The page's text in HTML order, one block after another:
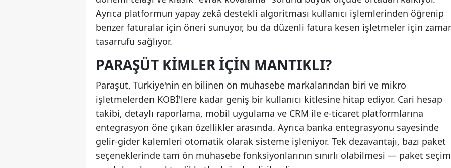
Ayrıca platformun yapay zekâ destekli algoritması kullanıcı işlemlerinden öğrenip
benzer faturalar için öneri sunuyor, bu da düzenli fatura kesen işletmeler için
tasarrufu sağlıyor.
PARAŞÜT KIMLER IÇIN MANTIKLI?
Paraşüt, Türkiye'nin en bilinen ön muhasebe markalarından biri ve mikro
işletmelerden KOBİ'lere kadar geniş bir kullanıcı kitlesine hitap ediyor. Cari hesap
takibi, detaylı raporlama, mobil uygulama ve CRM ile e-ticaret platformlarına
entegrasyon öne çıkan özellikler arasında. Ayrıca banka entegrasyonu sayesinde
gelir-gider kalemleri otomatik olarak sisteme işleniyor. Tek dezavantajı, bazı paket
seçeneklerinde tam ön muhasebe fonksiyonlarının sınırlı olabilmesi — paket